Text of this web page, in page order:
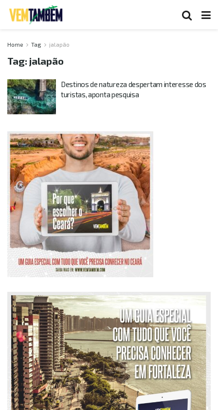
Home Tag jalapão
Tag: jalapão
Destinos de natureza despertam interesse dos
turistas, aponta pesquisa